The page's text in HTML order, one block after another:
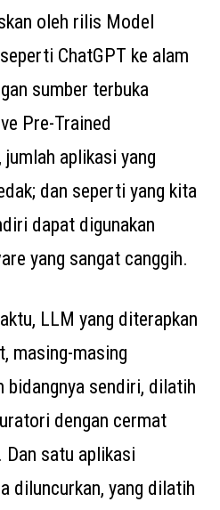
oleh rilis Model
ChatGPT ke alam
sumber terbuka
Pre-Trained
aplikasi yang
dan seperti yang kita
dapat digunakan
yang sangat canggih.
LLM yang diterapkan
masing-masing
bidangnya sendiri, dilatih
dengan cermat
satu aplikasi
diluncurkan, yang dilatih